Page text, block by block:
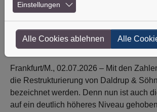
02.07.2026
Bei der Daldrup & Söhne AG geht es
gelungener Restrukturierung wieder
Frankfurt/M., 02.07.2026 – Mit den
die Restrukturierung von Daldrup &
bezeichnet werden. Denn nun ist auch
auf ein deutlich höheres Niveau
Einstellungen
Alle Cookies ablehnen Alle